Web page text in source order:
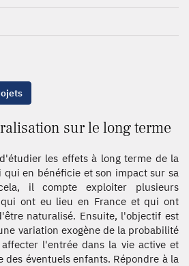
sur le long terme
les effets à long terme de la
en bénéficie et son impact sur sa
il compte exploiter plusieurs
ont eu lieu en France et qui ont
naturalisé. Ensuite, l'objectif est
variation exogène de la probabilité
l'entrée dans la vie active et
éventuels enfants. Répondre à la